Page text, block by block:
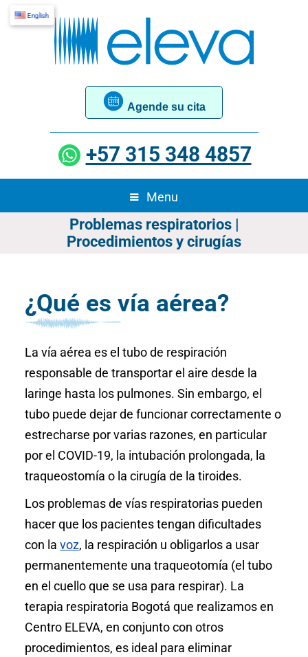
Agende su cita
+57 315 348 4857
English
Menu
Problemas respiratorios |
Procedimientos y cirugías
¿Qué es vía aérea?
La vía aérea es el tubo de respiración
responsable de transportar el aire desde la
laringe hasta los pulmones. Sin embargo, el
tubo puede dejar de funcionar correctamente o
estrecharse por varias razones, en particular
por el COVID-19, la intubación prolongada, la
traqueostomía o la cirugía de la tiroides.
Los problemas de vías respiratorias pueden
hacer que los pacientes tengan dificultades
con la voz, la respiración u obligarlos a usar
permanentemente una traqueotomía (el tubo
en el cuello que se usa para respirar). La
terapia respiratoria Bogotá que realizamos en
Centro ELEVA, en conjunto con otros
procedimientos, es ideal para eliminar